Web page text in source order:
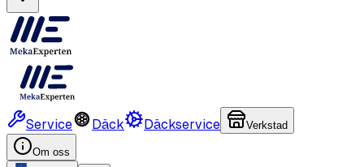
Service Däck Däckservice Verkstad
Om oss